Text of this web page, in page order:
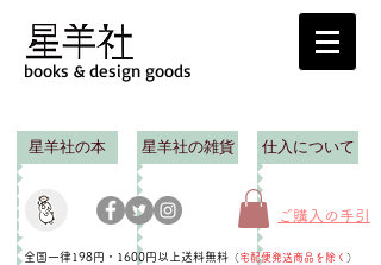
books & design goods
星羊社の本 星羊社の雑貨 仕入について
ご購入の手引
全国一律198円・1600円以上送料無料 （宅配便発送商品を除く ）